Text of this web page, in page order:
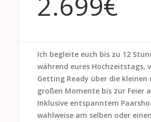
Ich begleite euch bis zu 12
während eures Hochzeitstags,
Getting Ready über die kleinen
großen Momente bis zur Feier
Inklusive entspanntem
wahlweise am selben oder